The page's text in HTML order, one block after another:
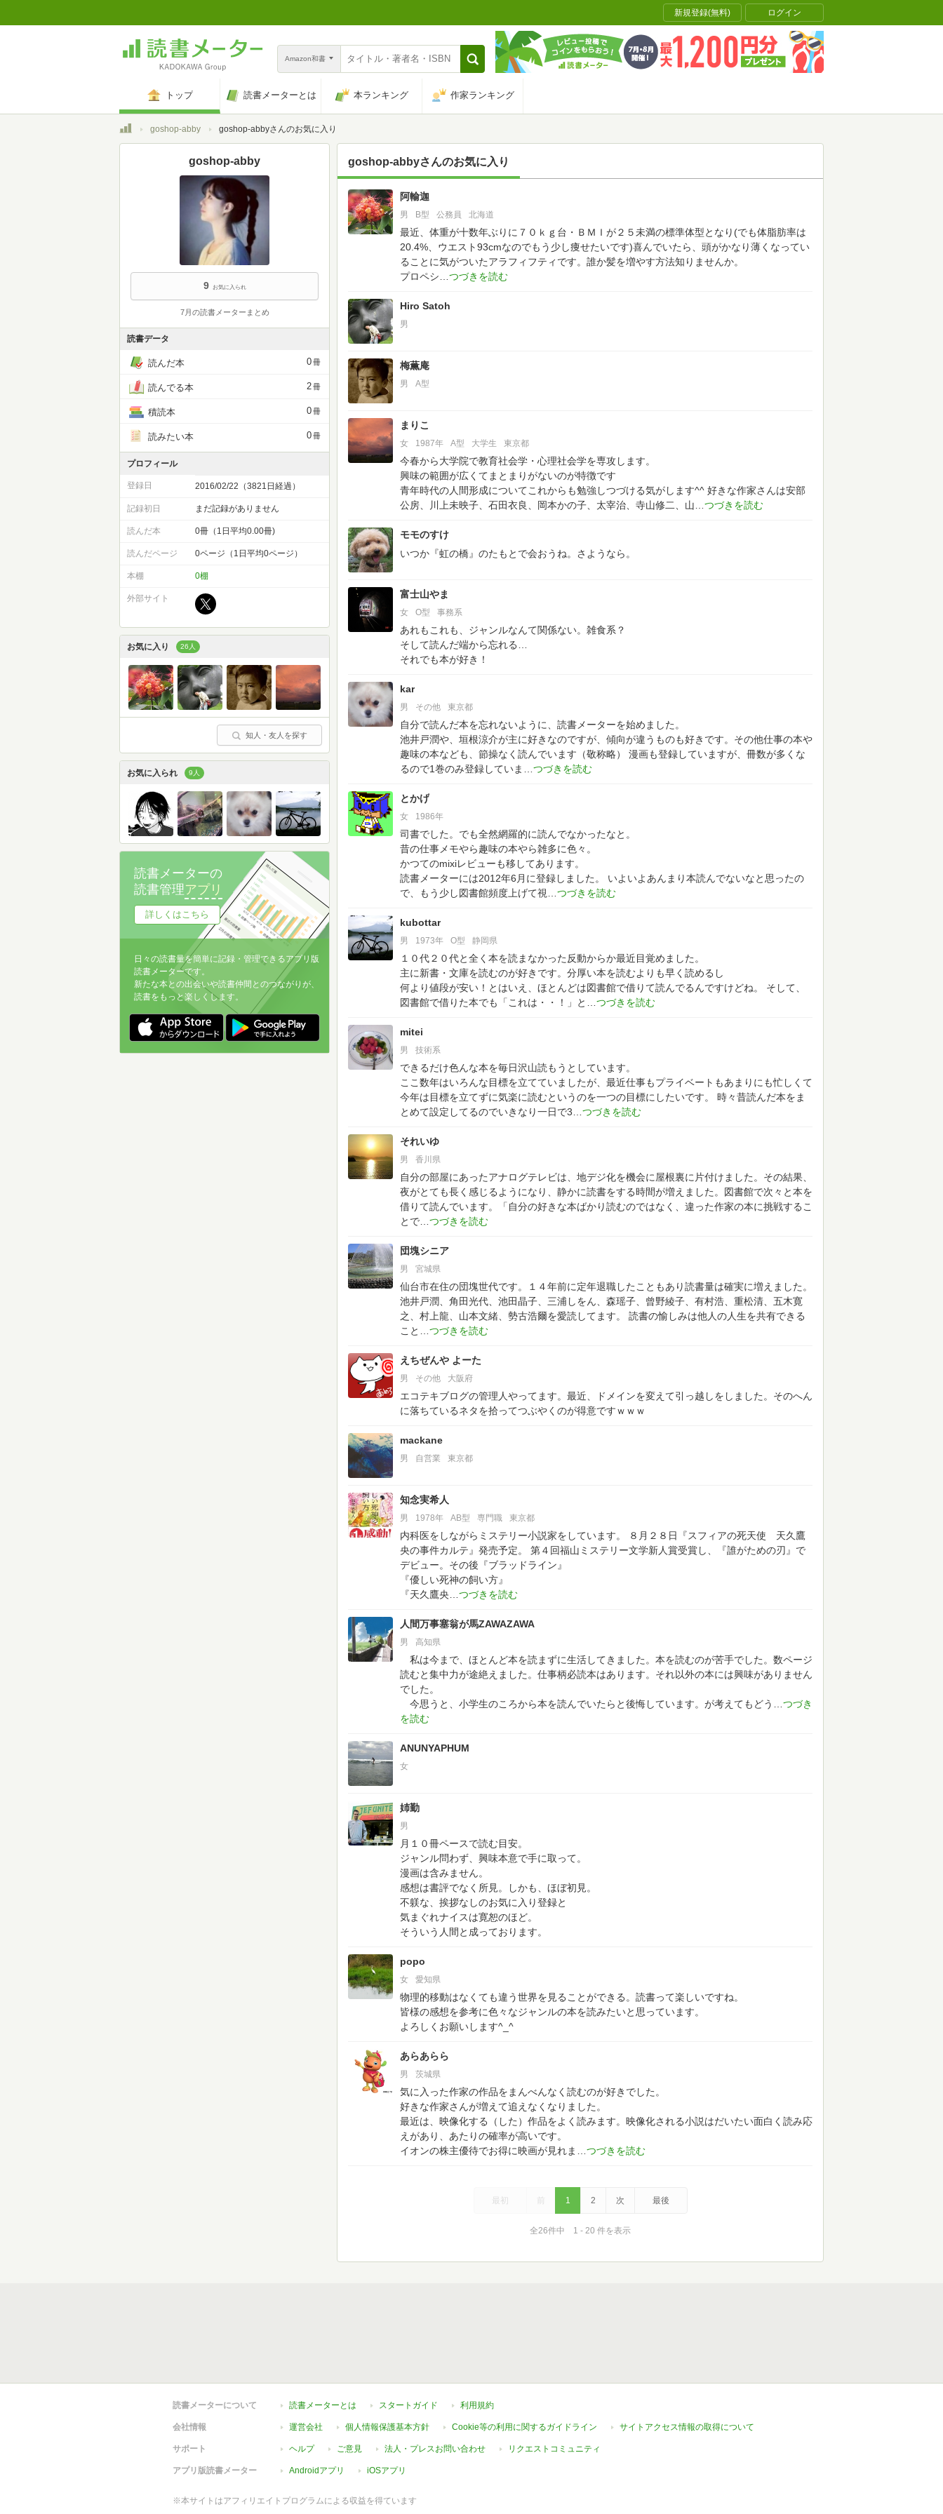
新規登録(無料) ログイン
Amazon和書
トップ 読書メーターとは 本ランキング 作家ランキング
トップgoshop-abby goshop-abbyさんのお気に入り
goshop-abbyさんのお気に入り
26 阿輸迦
男 B型 公務員 北海道
最近、体重が十数年ぶりに７０ｋｇ台・ＢＭＩが２５未満の標準体型となり(でも体脂肪率は
20.4%、ウエスト93cmなのでもう少し痩せたいです)喜んでいたら、頭がかなり薄くなってい
ることに気がついたアラフィフティです。誰か髪を増やす方法知りませんか。
プロペシ
Hiro Satoh
男
梅薫庵
男 A型
まりこ
女 1987年 A型 大学生 東京都
今春から大学院で教育社会学・心理社会学を専攻します。
興味の範囲が広くてまとまりがないのが特徴です
青年時代の人間形成についてこれからも勉強しつづける気がします^^ 好きな作家さんは安部
公房、川上未映子、石田衣良、岡本かの子、太宰治、寺山修二、山
モモのすけ
いつか『虹の橋』のたもとで会おうね。さようなら。
富士山やま
女 O型 事務系
あれもこれも、ジャンルなんて関係ない。雑食系？
そして読んだ端から忘れる…
それでも本が好き！
kar
男 その他 東京都
自分で読んだ本を忘れないように、読書メーターを始めました。
池井戸潤や、垣根涼介が主に好きなのですが、傾向が違うものも好きです。その他仕事の本や
趣味の本なども、節操なく読んでいます（敬称略）
漫画も登録していますが、冊数が多くな
るので1巻のみ登録していま
とかげ
女 1986年
司書でした。でも全然網羅的に読んでなかったなと。
昔の仕事メモやら趣味の本やら雑多に色々。
かつてのmixiレビューも移してあります。
読書メーターには2012年6月に登録しました。
いよいよあんまり本読んでないなと思ったの
で、もう少し図書館頻度上げて視
kubottar
男 1973年 O型 静岡県
１０代２０代と全く本を読まなかった反動からか最近目覚めました。
主に新書・文庫を読むのが好きです。分厚い本を読むよりも早く読めるし
何より値段が安い！とはいえ、ほとんどは図書館で借りて読んでるんですけどね。
そして、
図書館で借りた本でも「これは・・！」と
mitei
男 技術系
できるだけ色んな本を毎日沢山読もうとしています。
ここ数年はいろんな目標を立てていましたが、最近仕事もプライベートもあまりにも忙しくて
今年は目標を立てずに気楽に読むというのを一つの目標にしたいです。
時々昔読んだ本をま
とめて設定してるのでいきなり一日で3
それいゆ
男 香川県
自分の部屋にあったアナログテレビは、地デジ化を機会に屋根裏に片付けました。その結果、
夜がとても長く感じるようになり、静かに読書をする時間が増えました。図書館で次々と本を
借りて読んでいます。「自分の好きな本ばかり読むのではなく、違った作家の本に挑戦するこ
とで
団塊シニア
男 宮城県
仙台市在住の団塊世代です。１４年前に定年退職したこともあり読書量は確実に増えました。
池井戸潤、角田光代、池田晶子、三浦しをん、森瑶子、曾野綾子、有村浩、重松清、五木寛
之、村上龍、山本文緒、勢古浩爾を愛読してます。
読書の愉しみは他人の人生を共有できる
こと
えちぜんや よーた
男 その他 大阪府
エコテキブログの管理人やってます。最近、ドメインを変えて引っ越しをしました。そのへん
に落ちているネタを拾ってつぶやくのが得意ですｗｗｗ
mackane
男 自営業 東京都
知念実希人
男 1978年 AB型 専門職 東京都
内科医をしながらミステリー小説家をしています。
８月２８日『スフィアの死天使 天久鷹
央の事件カルテ』発売予定。 第４回福山ミステリー文学新人賞受賞し、『誰がための刃』で
デビュー。その後『ブラッドライン』
『優しい死神の飼い方』
『天久鷹央
人間万事塞翁が馬ZAWAZAWA
男 高知県
私は今まで、ほとんど本を読まずに生活してきました。本を読むのが苦手でした。数ページ
読むと集中力が途絶えました。仕事柄必読本はあります。それ以外の本には興味がありません
でした。
今思うと、小学生のころから本を読んでいたらと後悔しています。が考えてもどう
ANUNYAPHUM
女
姉勤
男
月１０冊ペースで読む目安。
ジャンル問わず、興味本意で手に取って。
漫画は含みません。
感想は書評でなく所見。しかも、ほぼ初見。
不躾な、挨拶なしのお気に入り登録と
気まぐれナイスは寛恕のほど。
そういう人間と成っております。
popo
女 愛知県
物理的移動はなくても違う世界を見ることができる。読書って楽しいですね。
皆様の感想を参考に色々なジャンルの本を読みたいと思っています。
よろしくお願いします^_^
あらあらら
男 茨城県
気に入った作家の作品をまんべんなく読むのが好きでした。
好きな作家さんが増えて追えなくなりました。
最近は、映像化する（した）作品をよく読みます。映像化される小説はだいたい面白く読み応
えがあり、あたりの確率が高いです。
イオンの株主優待でお得に映画が見れま
最初 前 1 2 次 最後
全26件中 1 - 20 件を表示
goshop-abby
9 お気に入られ
7月の読書メーターまとめ
読書データ
読んだ本 0冊
読んでる本 2冊
積読本 0冊
読みたい本 0冊
プロフィール
登録日 2016/02/22（3821日経過）
記録初日 まだ記録がありません
読んだ本 0冊（1日平均0.00冊)
読んだページ 0ページ（1日平均0ページ）
本棚 0棚
外部サイト
お気に入り 26人
知人・友人を探す
お気に入られ 9人
読書メーターの
読書管理アプリ
詳しくはこちら
日々の読書量を簡単に記録・管理できるアプリ版
読書メーターです。
新たな本との出会いや読書仲間とのつながりが、
読書をもっと楽しくします。
読書メーターについて 読書メーターとは スタートガイド 利用規約
会社情報 運営会社 個人情報保護基本方針 Cookie等の利用に関するガイドライン サイトアクセス情報の取得について
サポート ヘルプ ご意見 法人・プレスお問い合わせ リクエストコミュニティ
アプリ版読書メーター Androidアプリ iOSアプリ
※本サイトはアフィリエイトプログラムによる収益を得ています